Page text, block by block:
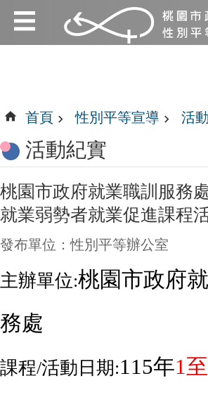
跳到主要內容區塊
:::
:::
首頁 性別平等宣導 活
活動紀實
桃園市政府就業職訓服務
就業弱勢者就業促進課程
發布單位：性別平等辦公室
主辦單位:桃園市政府
務處
課程/活動日期:115年1至